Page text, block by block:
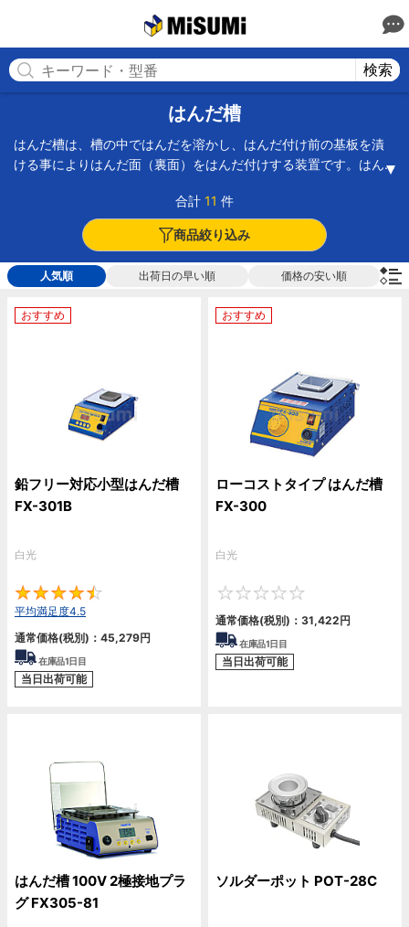
検索
はんだ槽
はんだ槽は、槽の中ではんだを溶かし、はんだ付け前の基板を漬
ける事によりはんだ面（裏面）をはんだ付けする装置です。はん
極線のどぶ付けはんだにも使用されます。
合計 11 件
商品絞り込み
人気順 出荷日の早い順 価格の安い順
おすすめ
鉛フリー対応小型はんだ槽
FX-301B
白光
平均満足度4.5
通常価格(税別)： 45,279円
在庫品1日目
当日出荷可能
おすすめ
ローコストタイプ はんだ槽
FX-300
白光
通常価格(税別)： 31,422円
在庫品1日目
当日出荷可能
はんだ槽 100V 2極接地プラ
グ FX305-81
ソルダーポット POT-28C